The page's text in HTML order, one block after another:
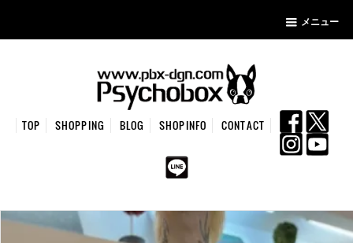
メニュー
TOP SHOPPING BLOG SHOPINFO CONTACT